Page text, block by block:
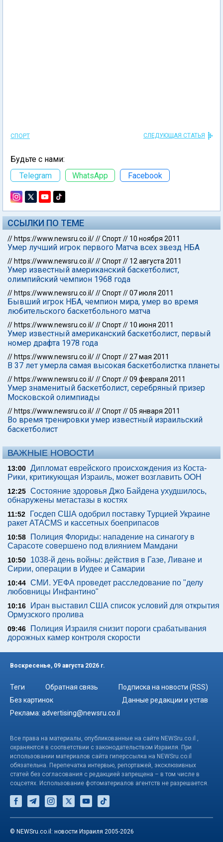
СПОРТ СЛЕДУЮЩАЯ СТАТЬЯ
Будьте с нами:
Telegram
WhatsApp Facebook
ССЫЛКИ ПО ТЕМЕ
// https://www.newsru.co.il///Спорт// 10 ноября 2011
Умер лучший игрок первого Матча всех звезд НБА
// https://www.newsru.co.il///Спорт// 12 августа 2011
Умер известный американский баскетболист,
олимпийский чемпион 1968 года
// https://www.newsru.co.il///Спорт//07 июля 2011
Бывший игрок НБА, чемпион мира, умер во время
любительского баскетбольного матча
// https://www.newsru.co.il///Спорт// 10 июня 2011
Умер известный американский баскетболист, первый
номер драфта 1978 года
// https://www.newsru.co.il///Спорт//27 мая 2011
В 37 лет умерла самая высокая баскетболистка планеты
// https://www.newsru.co.il///Спорт//09 февраля 2011
Умер знаменитый баскетболист, серебряный призер
Московской олимпиады
// https://www.newsru.co.il///Спорт//05 января 2011
Во время тренировки умер известный израильский
баскетболист
ВАЖНЫЕ НОВОСТИ
13:00 Дипломат еврейского происхождения из Коста-
Рики, критикующая Израиль, может возглавить ООН
12:25 Состояние здоровья Джо Байдена ухудшилось,
обнаружены метастазы в костях
11:52
Госдеп США одобрил поставку Турцией Украине
ракет ATACMS и кассетных боеприпасов
10:58
Полиция Флориды: нападение на синагогу в
Сарасоте совершено под влиянием Мамдани
10:50
1038-й день войны: действия в Газе, Ливане и
Сирии, операции в Иудее и Самарии
10:44 СМИ. УЕФА проведет расследование по "делу
любовницы Инфантино"
10:16
Иран выставил США список условий для открытия
Ормузского пролива
09:46
Полиция Израиля снизит пороги срабатывания
дорожных камер контроля скорости
Воскресенье, 09 августа 2026 г.
Теги Обратная связь
Подписка на новости (RSS)
Без картинок
Данные редакции и устав
Реклама: advertising@newsru.co.il
Все права на материалы, опубликованные на сайте NEWSru.co.il ,
охраняются в соответствии с законодательством Израиля. При
использовании материалов сайта гиперссылка на NEWSru.co.il
обязательна. Перепечатка интервью, репортажей, эксклюзивных
статей без согласования с редакцией запрещена – в том числе в
соцсетях. Использование фотоматериалов агентств не разрешается.
© NEWSru.co.il: новости Израиля 2005-2026